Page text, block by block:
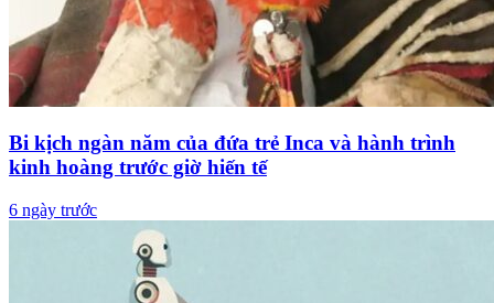
Bi kịch ngàn năm của đứa trẻ Inca và hành trình
kinh hoàng trước giờ hiến tế
6 ngày trước